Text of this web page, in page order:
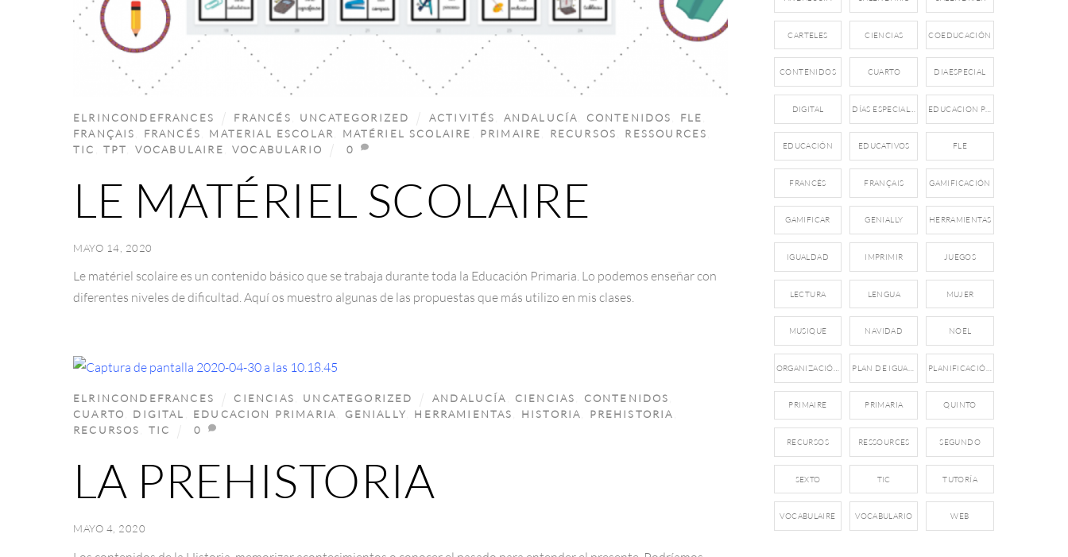
MAYO 14, 2020
LE MATÉRIEL SCOLAIRE
ELRINCONDEFRANCES FRANCÉS UNCATEGORIZED ACTIVITÉS ANDALUCÍA CONTENIDOS FLE
FRANÇAIS
FRANCÉS MATERIAL ESCOLAR MATÉRIEL SCOLAIRE PRIMAIRE RECURSOS RESSOURCES
TIC
TPT VOCABULAIRE ,VOCABULARIO 0
Le matériel scolaire es un contenido básico que se trabaja durante toda la Educación Primaria. Lo podemos enseñar con
diferentes niveles de dificultad. Aquí os muestro algunas de las propuestas que más utilizo en mis clases.
MAYO 4, 2020
LA PREHISTORIA
ELRINCONDEFRANCES CIENCIAS UNCATEGORIZED ANDALUCÍA CIENCIAS CONTENIDOS
CUARTO
DIGITAL EDUCACION PRIMARIA GENIALLY HERRAMIENTAS HISTORIA PREHISTORIA
RECURSOS
TIC 0
CARTELES CIENCIAS COEDUCACIÓN
CONTENIDOS CUARTO DIAESPECIAL
DIGITAL
EDUCACIÓN EDUCATIVOS FLE
FRANCÉS FRANÇAIS GAMIFICACIÓN
GAMIFICAR GENIALLY HERRAMIENTAS
IGUALDAD IMPRIMIR JUEGOS
LECTURA LENGUA MUJER
MUSIQUE NAVIDAD NOEL
PRIMAIRE PRIMARIA QUINTO
RECURSOS RESSOURCES SEGUNDO
SEXTO TIC TUTORÍA
VOCABULAIRE VOCABULARIO WEB